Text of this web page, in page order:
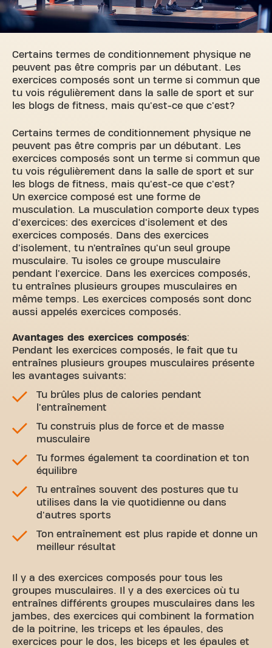
Certains termes de conditionnement physique ne
peuvent pas être compris par un débutant. Les
exercices composés sont un terme si commun que
tu vois régulièrement dans la salle de sport et sur
les blogs de fitness, mais qu'est-ce que c'est?
Certains termes de conditionnement physique ne
peuvent pas être compris par un débutant. Les
exercices composés sont un terme si commun que
tu vois régulièrement dans la salle de sport et sur
les blogs de fitness, mais qu'est-ce que c'est?
Un exercice composé est une forme de
musculation. La musculation comporte deux types
d'exercices: des exercices d'isolement et des
exercices composés. Dans des exercices
d'isolement, tu n’entraînes qu'un seul groupe
musculaire. Tu isoles ce groupe musculaire
pendant l'exercice. Dans les exercices composés,
tu entraînes plusieurs groupes musculaires en
même temps. Les exercices composés sont donc
aussi appelés exercices composés.
Avantages des exercices composés:
Pendant les exercices composés, le fait que tu
entraînes plusieurs groupes musculaires présente
les avantages suivants:
Tu brûles plus de calories pendant
l'entraînement
Tu construis plus de force et de masse
musculaire
Tu formes également ta coordination et ton
équilibre
Tu entraînes souvent des postures que tu
utilises dans la vie quotidienne ou dans
d'autres sports
Ton entraînement est plus rapide et donne un
meilleur résultat
Il y a des exercices composés pour tous les
groupes musculaires. Il y a des exercices où tu
entraînes différents groupes musculaires dans les
jambes, des exercices qui combinent la formation
de la poitrine, les triceps et les épaules, des
exercices pour le dos, les biceps et les épaules et